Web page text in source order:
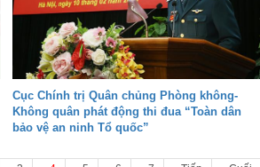
Cục Chính trị Quân chủng Phòng không-
Không quân phát động thi đua “Toàn dân
bảo vệ an ninh Tổ quốc”